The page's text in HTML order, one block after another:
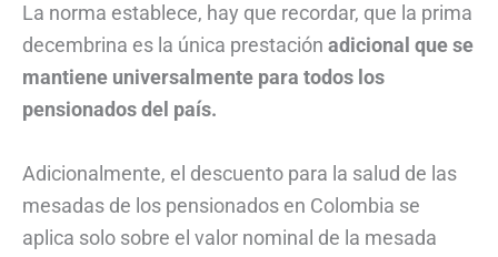
La norma establece, hay que recordar, que la prima
decembrina es la única prestación adicional que se
mantiene universalmente para todos los
pensionados del país.
Adicionalmente, el descuento para la salud de las
mesadas de los pensionados en Colombia se
aplica solo sobre el valor nominal de la mesada